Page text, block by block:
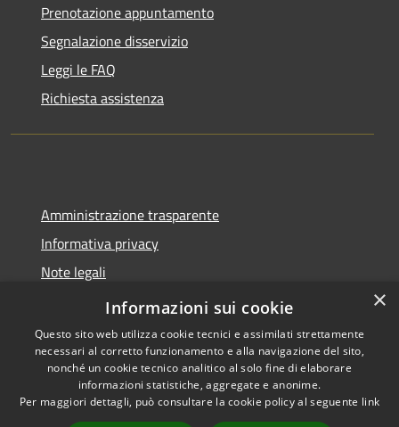
Prenotazione appuntamento
Segnalazione disservizio
Leggi le FAQ
Richiesta assistenza
Amministrazione trasparente
Informativa privacy
Note legali
Dichiarazione di accessibilità
Accessibilità
Copyright © 2026 • Comune di
Spoleto • Powered by
×
Informazioni sui cookie
Questo sito web utilizza cookie tecnici e assimilati strettamente
necessari al corretto funzionamento e alla navigazione del sito,
nonché un cookie tecnico analitico al solo fine di elaborare
informazioni statistiche, aggregate e anonime.
Per maggiori dettagli, può consultare la cookie policy al seguente link